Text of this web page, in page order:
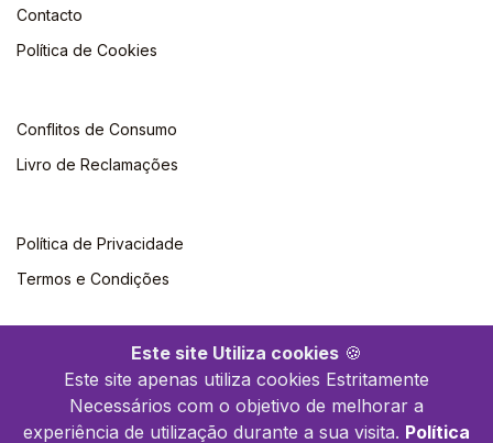
Este site Utiliza cookies 🍪
Este site apenas utiliza cookies Estritamente
Necessários com o objetivo de melhorar a
experiência de utilização durante a sua visita. Política
Contacto
Política de Cookies
Conflitos de Consumo
Livro de Reclamações
Política de Privacidade
Termos e Condições
©2026 Climepsi. Todos os direitos reservados